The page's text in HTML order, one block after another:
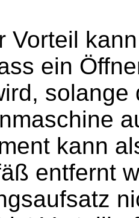
Vorteil
ein
kann
entfernt